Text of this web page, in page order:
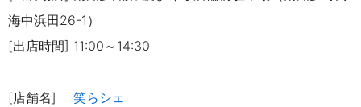
海中浜田26-1）
[出店時間] 11:00～14:30
[店舗名] 笑らシェ